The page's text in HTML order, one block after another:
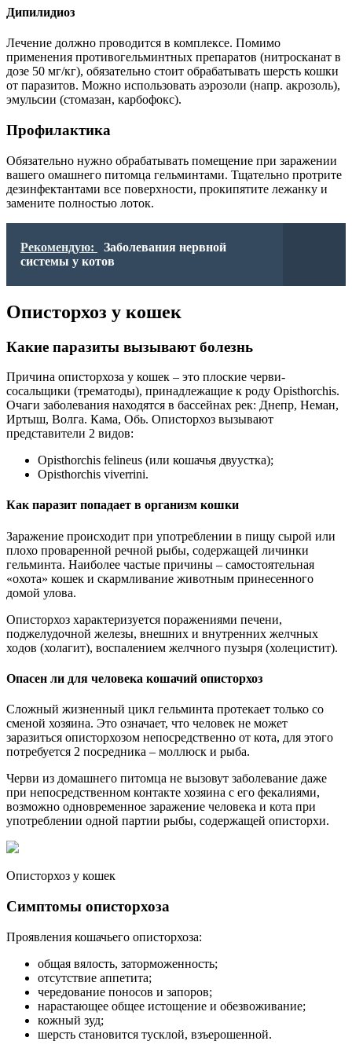
Дипилидиоз
Лечение должно проводится в комплексе. Помимо
применения противогельминтных препаратов (нитросканат в
дозе 50 мг/кг), обязательно стоит обрабатывать шерсть кошки
от паразитов. Можно использовать аэрозоли (напр. акрозоль),
эмульсии (стомазан, карбофокс).
Профилактика
Обязательно нужно обрабатывать помещение при заражении
вашего омашнего питомца гельминтами. Тщательно протрите
дезинфектантами все поверхности, прокипятите лежанку и
замените полностью лоток.
Рекомендую:
Заболевания нервной
системы у котов
Описторхоз у кошек
Какие паразиты вызывают болезнь
Причина описторхоза у кошек – это плоские черви-
сосальщики (трематоды), принадлежащие к роду Opisthorchis.
Очаги заболевания находятся в бассейнах рек: Днепр, Неман,
Иртыш, Волга. Кама, Обь. Описторхоз вызывают
представители 2 видов:
Opisthorchis felineus (или кошачья двуустка);
Opisthorchis viverrini.
Как паразит попадает в организм кошки
Заражение происходит при употреблении в пищу сырой или
плохо проваренной речной рыбы, содержащей личинки
гельминта. Наиболее частые причины – самостоятельная
«охота» кошек и скармливание животным принесенного
домой улова.
Описторхоз характеризуется поражениями печени,
поджелудочной железы, внешних и внутренних желчных
ходов (холагит), воспалением желчного пузыря (холецистит).
Опасен ли для человека кошачий описторхоз
Сложный жизненный цикл гельминта протекает только со
сменой хозяина. Это означает, что человек не может
заразиться описторхозом непосредственно от кота, для этого
потребуется 2 посредника – моллюск и рыба.
Черви из домашнего питомца не вызовут заболевание даже
при непосредственном контакте хозяина с его фекалиями,
возможно одновременное заражение человека и кота при
употреблении одной партии рыбы, содержащей описторхи.
Описторхоз у кошек
Симптомы описторхоза
Проявления кошачьего описторхоза:
общая вялость, заторможенность;
отсутствие аппетита;
чередование поносов и запоров;
нарастающее общее истощение и обезвоживание;
кожный зуд;
шерсть становится тусклой, взъерошенной.